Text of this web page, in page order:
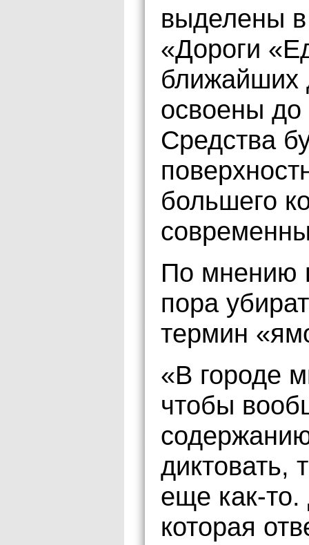
выделены
«Дороги
ближайших
освоены до
Средства
большего
По мнению
пора
термин
«В городе
чтобы
диктовать,
еще как-
которая